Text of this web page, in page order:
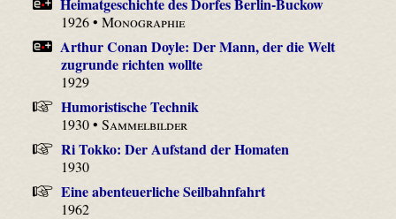
1926 •Monographie
Arthur Conan Doyle: Der Mann, der die Welt
zugrunde richten wollte
1929
Humoristische Technik
1930 •Sammelbilder
Ri Tokko: Der Aufstand der Homaten
1930
Eine abenteuerliche Seilbahnfahrt
1962